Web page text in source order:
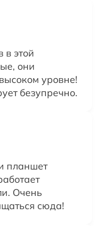
в этой
они
уровне!
безупречно.
планшет
Очень
сюда!